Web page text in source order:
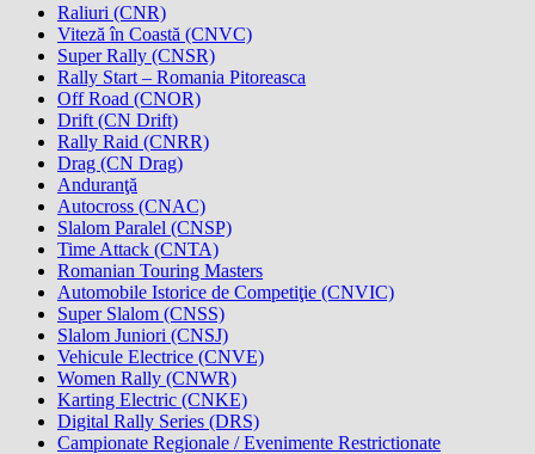
Raliuri (CNR)
Viteză în Coastă (CNVC)
Super Rally (CNSR)
Rally Start – Romania Pitoreasca
Off Road (CNOR)
Drift (CN Drift)
Rally Raid (CNRR)
Drag (CN Drag)
Anduranţă
Autocross (CNAC)
Slalom Paralel (CNSP)
Time Attack (CNTA)
Romanian Touring Masters
Automobile Istorice de Competiţie (CNVIC)
Super Slalom (CNSS)
Slalom Juniori (CNSJ)
Vehicule Electrice (CNVE)
Women Rally (CNWR)
Karting Electric (CNKE)
Digital Rally Series (DRS)
Campionate Regionale / Evenimente Restrictionate